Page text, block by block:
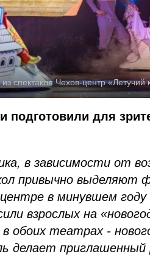
спектакля Чехов-центр «Летучий
подготовили для
в зависимости от
привычно выделяют
в минувшем
взрослых на
обоих театрах -
делает приглашенный